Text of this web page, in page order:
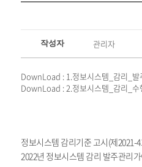
작성자 관리자
DownLoad : 1.정보시스템_감리_
DownLoad :2.정보시스템_감리_
정보시스템 감리기준 고시(제2021-
2022년 정보시스템 감리 발주관리